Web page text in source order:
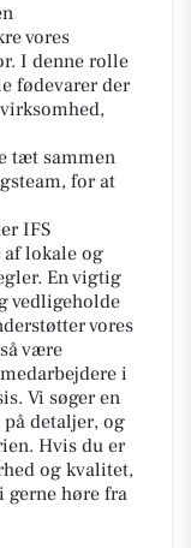
vores
I denne rolle
fødevarer der
tæt sammen
for at
IFS
af lokale og
En vigtig
vedligeholde
vores
være
i
Vi søger en
detaljer, og
Hvis du er
og kvalitet,
gerne høre fra